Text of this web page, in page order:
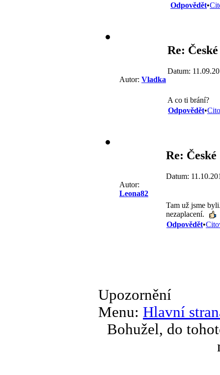
Odpovědět•
Autor: Vladka
Re:
Datum:
A co ti brání?
Odpovědět•
Autor:
Leona82
Re:
Datum:
Tam už jsme
nezaplacení.
Odpovědět•
Upozornění
Menu: Hlavní
Bohužel, do